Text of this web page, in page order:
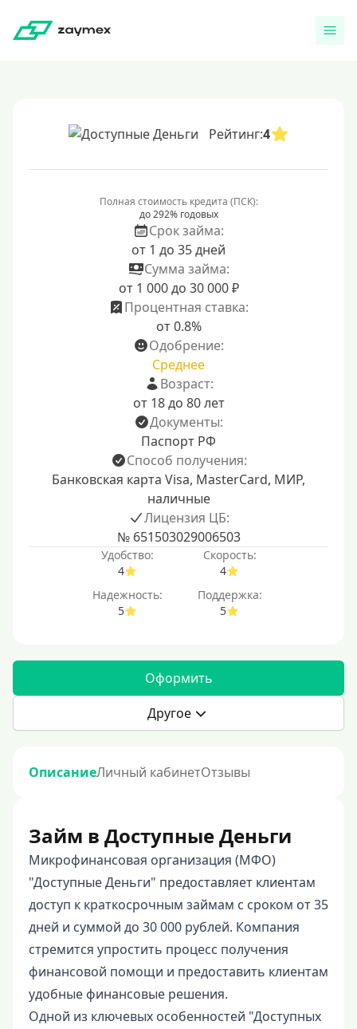
Рейтинг:4
Полная стоимость кредита (ПСК):
до 292% годовых
Срок займа:
от 1 до 35 дней
Сумма займа:
от 1 000 до 30 000 ₽
Процентная ставка:
от 0.8%
Одобрение:
Среднее
Возраст:
от 18 до 80 лет
Документы:
Паспорт РФ
Способ получения:
Банковская карта Visa, MasterCard, МИР,
наличные
Лицензия ЦБ:
№ 651503029006503
Удобство:
4
Скорость:
4
Надежность:
5
Поддержка:
5
Оформить
Другое
ОписаниеЛичный кабинетОтзывы
Займ в Доступные Деньги
Микрофинансовая организация (МФО)
"Доступные Деньги" предоставляет клиентам
доступ к краткосрочным займам с сроком от 35
дней и суммой до 30 000 рублей. Компания
стремится упростить процесс получения
финансовой помощи и предоставить клиентам
удобные финансовые решения.
Одной из ключевых особенностей "Доступных